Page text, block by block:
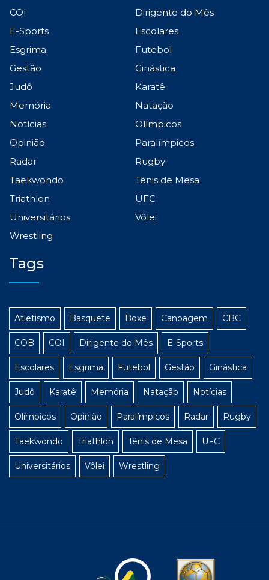
COI
Dirigente do Mês
E-Sports
Escolares
Esgrima
Futebol
Gestão
Ginástica
Judô
Karatê
Memória
Natação
Notícias
Olímpicos
Opinião
Paralímpicos
Radar
Rugby
Taekwondo
Tênis de Mesa
Triathlon
UFC
Universitários
Vôlei
Wrestling
Tags
Atletismo Basquete Boxe Canoagem CBC
COB COI Dirigente do Mês E-Sports
Escolares Esgrima Futebol Gestão Ginástica
Judô Karatê Memória Natação Notícias
Olímpicos Opinião Paralímpicos Radar Rugby
Taekwondo Triathlon Tênis de Mesa UFC
Universitários Vôlei Wrestling